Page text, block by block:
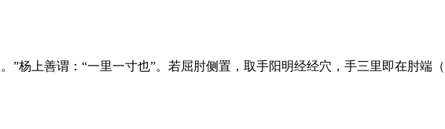
”杨上善谓：“一里一寸也”。若屈肘侧置，取手阳明经经穴，手三里即在肘端